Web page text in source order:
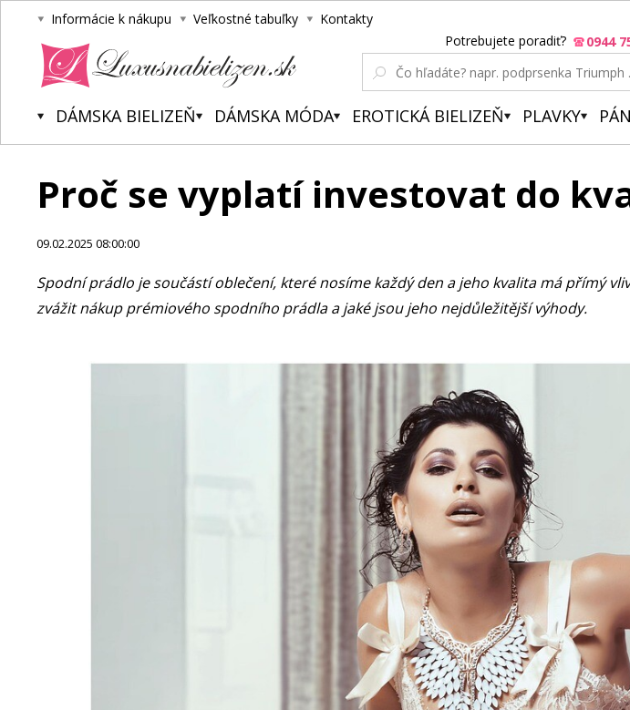
Informácie k nákupu Veľkostné tabuľky Kontakty
Potrebujete poradiť? 0944
DÁMSKA BIELIZEŇ DÁMSKA MÓDA EROTICKÁ BIELIZEŇ PLAVKY
Proč se vyplatí investovat do
09.02.2025 08:00:00
Spodní prádlo je součástí oblečení, které nosíme každý den a jeho kvalita má přímý
zvážit nákup prémiového spodního prádla a jaké jsou jeho nejdůležitější výhody.